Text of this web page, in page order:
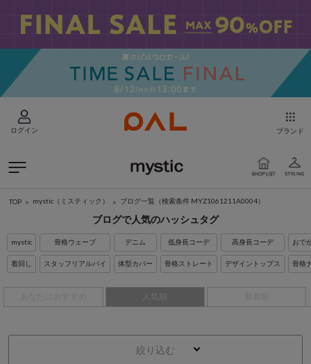
ログイン ブランド
TOP mystic（ミスティック） ブログ一覧 （検索条件 MYZ1061211A0004）
ブログで人気のハッシュタグ
mystic
着回し
骨格ウェーブ
スタッフリアルバイ
デニム
体型カバー
低身長コーデ
骨格ストレート
高身長コーデ
デザイントップス
おで
骨格
人気順
絞り込む